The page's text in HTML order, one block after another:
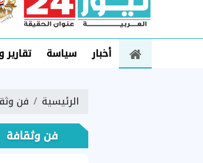
أخبار
سياسة
الرئيسية فن
فن وثقافة